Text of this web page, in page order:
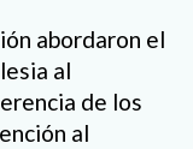
abordaron el
al
de los
al